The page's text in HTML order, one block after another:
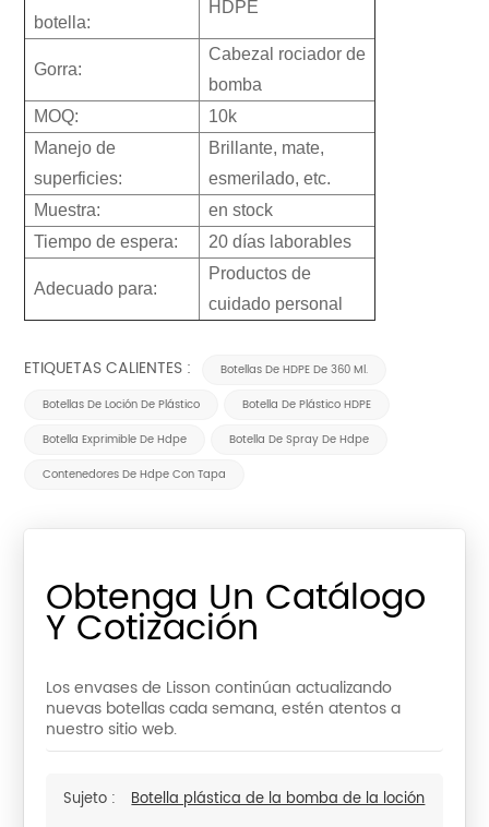
botella:
HDPE
Gorra:
Cabezal rociador de
bomba
MOQ:
10k
Manejo de
superficies:
Brillante, mate,
esmerilado, etc.
Muestra:
en stock
Tiempo de espera:
20 días laborables
Adecuado para:
Productos de
cuidado personal
ETIQUETAS CALIENTES :
Botellas De HDPE De 360 Ml.
Botellas De Loción De Plástico
Botella De Plástico HDPE
Botella Exprimible De Hdpe
Botella De Spray De Hdpe
Contenedores De Hdpe Con Tapa
Obtenga Un Catálogo
Y Cotización
Los envases de Lisson continúan actualizando
nuevas botellas cada semana, estén atentos a
nuestro sitio web.
Sujeto : Botella plástica de la bomba de la loción